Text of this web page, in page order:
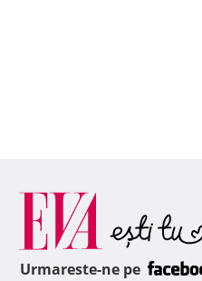
Urmareste-ne pe